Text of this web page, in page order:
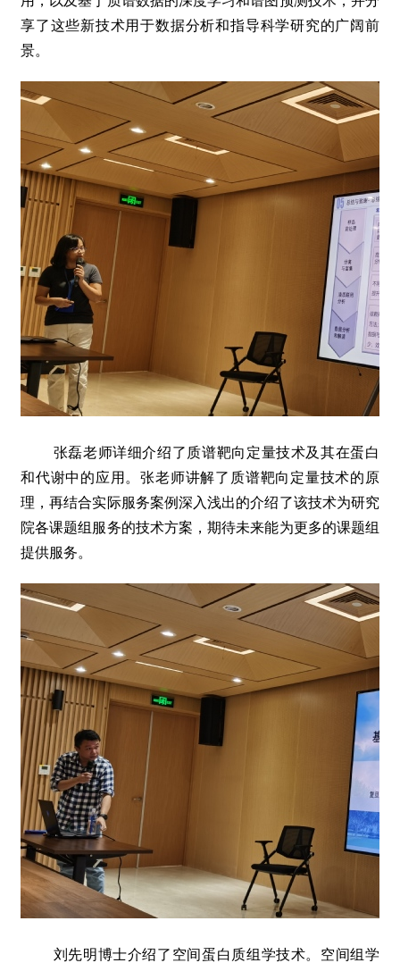
享了这些新技术用于数据分析和指导科学研究的广阔前
景。
张磊老师详细介绍了质谱靶向定量技术及其在蛋白
和代谢中的应用。张老师讲解了质谱靶向定量技术的原
理，再结合实际服务案例深入浅出的介绍了该技术为研究
院各课题组服务的技术方案，期待未来能为更多的课题组
提供服务。
刘先明博士介绍了空间蛋白质组学技术。空间组学